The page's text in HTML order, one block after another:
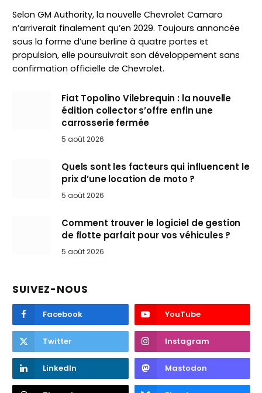
Selon GM Authority, la nouvelle Chevrolet Camaro
n’arriverait finalement qu’en 2029. Toujours annoncée
sous la forme d’une berline à quatre portes et
propulsion, elle poursuivrait son développement sans
confirmation officielle de Chevrolet.
Fiat Topolino Vilebrequin : la nouvelle
édition collector s’offre enfin une
carrosserie fermée
5 août 2026
Quels sont les facteurs qui influencent le
prix d’une location de moto ?
5 août 2026
Comment trouver le logiciel de gestion
de flotte parfait pour vos véhicules ?
5 août 2026
SUIVEZ-NOUS
Facebook YouTube
Twitter Instagram
LinkedIn Mastodon